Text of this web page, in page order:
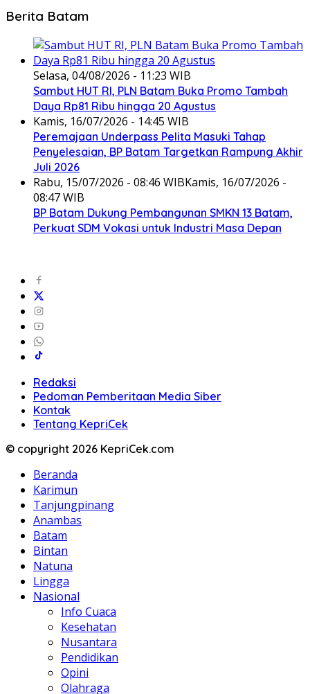
Berita Batam
Selasa, 04/08/2026 - 11:23 WIB
Sambut HUT RI, PLN Batam Buka Promo Tambah
Daya Rp81 Ribu hingga 20 Agustus
Kamis, 16/07/2026 - 14:45 WIB
Peremajaan Underpass Pelita Masuki Tahap
Penyelesaian, BP Batam Targetkan Rampung Akhir
Juli 2026
Rabu, 15/07/2026 - 08:46 WIBKamis, 16/07/2026 -
08:47 WIB
BP Batam Dukung Pembangunan SMKN 13 Batam,
Perkuat SDM Vokasi untuk Industri Masa Depan
Redaksi
Pedoman Pemberitaan Media Siber
Kontak
Tentang KepriCek
© copyright 2026 KepriCek.com
Beranda
Karimun
Tanjungpinang
Anambas
Batam
Bintan
Natuna
Lingga
Nasional
Info Cuaca
Kesehatan
Nusantara
Pendidikan
Opini
Olahraga